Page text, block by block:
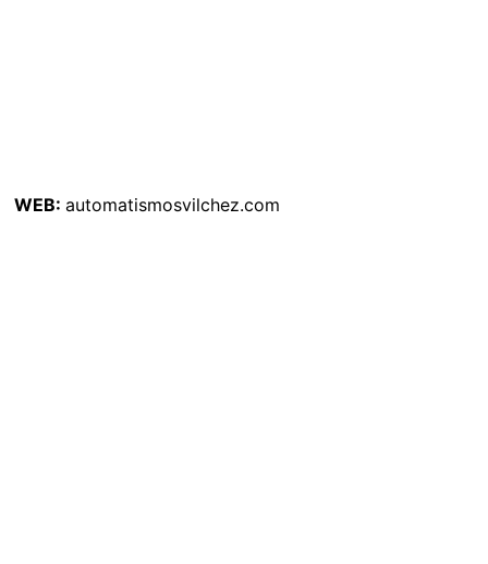
WEB: automatismosvilchez.com